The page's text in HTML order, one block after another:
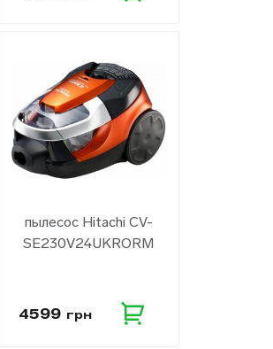
пылесос Hitachi CV-
SE230V24UKRОRМ
4599 грн